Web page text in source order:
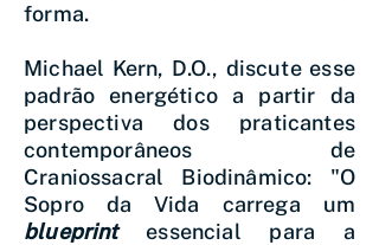
forma.
Michael Kern, D.O., discute esse
padrão energético a partir da
perspectiva dos praticantes
contemporâneos de
Craniossacral Biodinâmico: "O
Sopro da Vida carrega um
blueprintessencial para a